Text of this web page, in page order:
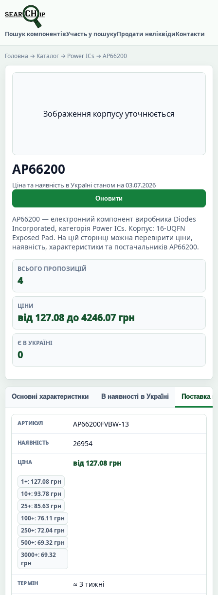
Пошук компонентівУчасть у пошукуПродати неліквідиКонтакти
Головна → Каталог → Power ICs → AP66200
Зображення корпусу уточнюється
AP66200
Ціна та наявність в Україні станом на 03.07.2026
Оновити
AP66200 — електронний компонент виробника Diodes
Incorporated, категорія Power ICs. Корпус: 16-UQFN
Exposed Pad. На цій сторінці можна перевірити ціни,
наявність, характеристики та постачальників AP66200.
ВСЬОГО ПРОПОЗИЦІЙ
4
ЦІНИ
від 127.08 до 4246.07 грн
Є В УКРАЇНІ
0
Основні характеристики В наявності в Україні Поставка
AP66200FVBW-13
26954
від 127.08 грн
1+: 127.08 грн
10+: 93.78 грн
25+: 85.63 грн
100+: 76.11 грн
250+: 72.04 грн
500+: 69.32 грн
3000+: 69.32
грн
≈ 3 тижні